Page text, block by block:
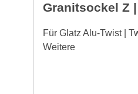
Granitsockel Z
Für Glatz Alu-Twist |
Weitere